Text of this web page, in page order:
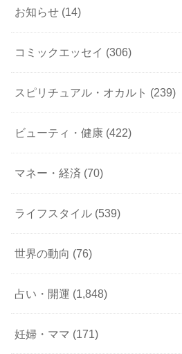
お知らせ (14)
コミックエッセイ (306)
スピリチュアル・オカルト (239)
ビューティ・健康 (422)
マネー・経済 (70)
ライフスタイル (539)
世界の動向 (76)
占い・開運 (1,848)
妊婦・ママ (171)